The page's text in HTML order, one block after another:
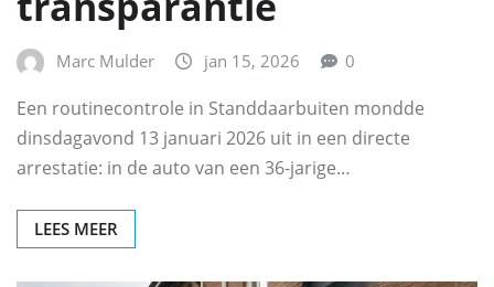
Marc Mulder jan 15, 2026 0
Een routinecontrole in Standdaarbuiten mondde
dinsdagavond 13 januari 2026 uit in een directe
arrestatie: in de auto van een 36-jarige…
LEES MEER